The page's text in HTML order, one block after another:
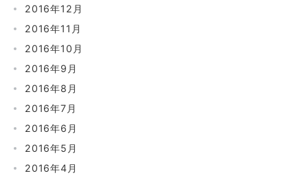
2016年12月
2016年11月
2016年10月
2016年9月
2016年8月
2016年7月
2016年6月
2016年5月
2016年4月